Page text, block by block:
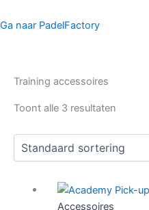
Ga naar PadelFactory
Training accessoires
Toont alle 3 resultaten
Accessoires